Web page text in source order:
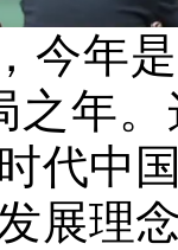
今年
之年
代中
展理